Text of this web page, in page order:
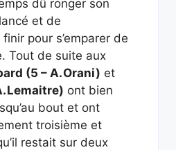
dû ronger son
et de
pour s’emparer de
Tout de suite aux
(5 – A. Orani) et
Lemaitre) ont bien
bout et ont
troisième et
restait sur deux